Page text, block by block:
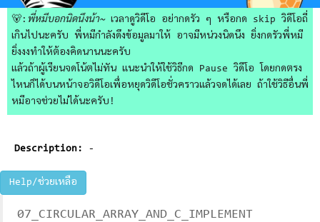
🐻: พี่หมีบอกนิดนึงน้า~เวลาดูวิดีโอ อย่ากดรัว ๆ หรือกด skip วิดีโอถี่
เกินไปนะครับ พี่หมีกำลังดึงข้อมูลมาให้ อาจมีหน่วงนิดนึง ยิ่งกดรัวพี่หมี
ยิ่งงงทำให้ต้องคิดนานนะครับ
แล้วถ้าผู้เรียนจดโน้ตไม่ทัน แนะนำให้ใช้วิธีกด Pause วิดีโอ โดยกดตรง
ไหนก็ได้บนหน้าจอวิดีโอเพื่อหยุดวิดีโอชั่วคราวแล้วจดได้เลย ถ้าใช้วิธีอื่นพี่
หมีอาจช่วยไม่ได้นะครับ!
Description: -
Help/ช่วยเหลือ
07_CIRCULAR_ARRAY_AND_C_IMPLEMENT